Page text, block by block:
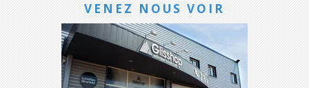
VENEZ NOUS VOIR